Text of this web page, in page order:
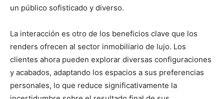
un público sofisticado y diverso.
La interacción es otro de los beneficios clave que los
renders ofrecen al sector inmobiliario de lujo. Los
clientes ahora pueden explorar diversas configuraciones
y acabados, adaptando los espacios a sus preferencias
personales, lo que reduce significativamente la